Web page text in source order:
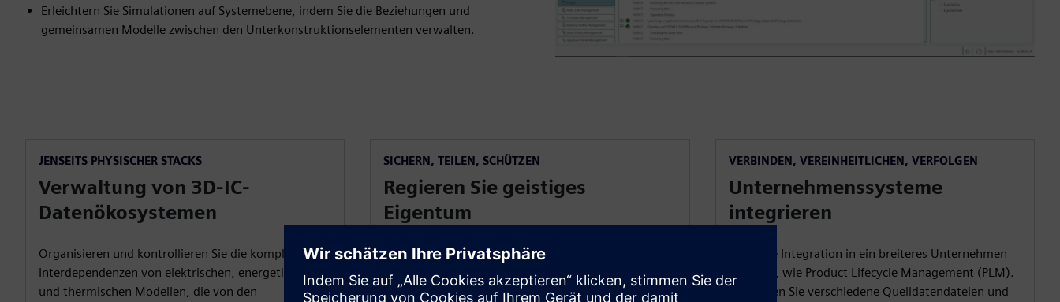
Erleichtern Sie Simulationen auf Systemebene, indem Sie die Beziehungen und
gemeinsamen Modelle zwischen den Unterkonstruktionselementen verwalten.
JENSEITS PHYSISCHER STACKS
Verwaltung von 3D-IC-
Datenökosystemen
Organisieren und kontrollieren Sie die komplexen
Interdependenzen von elektrischen, energetischen
und thermischen Modellen, die von den
SICHERN, TEILEN, SCHÜTZEN
Regieren Sie geistiges
Eigentum
Schützen Sie interne Prozesse und entwerfen Sie
geistiges Eigentum für
granulare Zugriffskontrollen für alle Teams. Archiv
VERBINDEN, VEREINHEITLICHEN, VERFOLGEN
Unternehmenssysteme
integrieren
Nahtlose Integration in ein breiteres Unternehmen
Systeme, wie Product Lifecycle Management (PLM).
Verwalten Sie verschiedene Quelldatendateien und